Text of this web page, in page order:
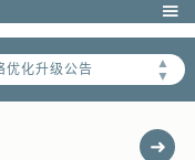

▲
▼
优化升级公告
服务热线：
地址：